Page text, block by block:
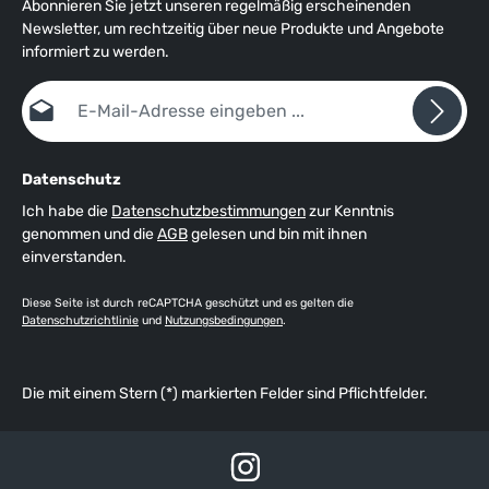
Abonnieren Sie jetzt unseren regelmäßig erscheinenden
Newsletter, um rechtzeitig über neue Produkte und Angebote
informiert zu werden.
E-Mail-Adresse*
Datenschutz
Ich habe die Datenschutzbestimmungenzur Kenntnis
genommen und dieAGBgelesen und bin mit ihnen
einverstanden.
Diese Seite ist durch reCAPTCHA geschützt und es gelten die
Datenschutzrichtlinie und Nutzungsbedingungen.
Die mit einem Stern (*) markierten Felder sind Pflichtfelder.